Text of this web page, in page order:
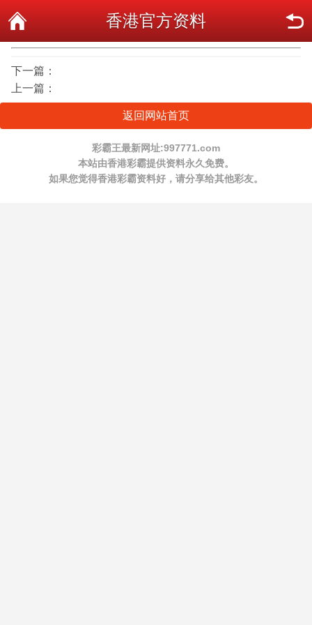
香港官方资料
下一篇：
上一篇：
返回网站首页
彩霸王最新网址:997771.com
本站由香港彩霸提供资料永久免费。
如果您觉得香港彩霸资料好，请分享给其他彩友。